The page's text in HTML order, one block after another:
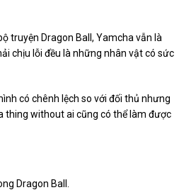
truyện Dragon Ball, Yamcha vẫn là
chịu lỗi đều là những nhân vật có sức
có chênh lệch so với đối thủ nhưng
thing without ai cũng có thể làm được
Dragon Ball.